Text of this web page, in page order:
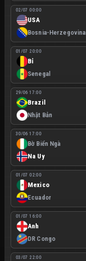
02/07 00:00
USA
Bosnia-Herzegovina
01/07 20:00
Bỉ
Senegal
29/06 17:00
Brazil
Nhật Bản
30/06 17:00
Bờ Biển Ngà
Na Uy
01/07 02:00
Mexico
Ecuador
01/07 16:00
Anh
DR Congo
03/07 22:00